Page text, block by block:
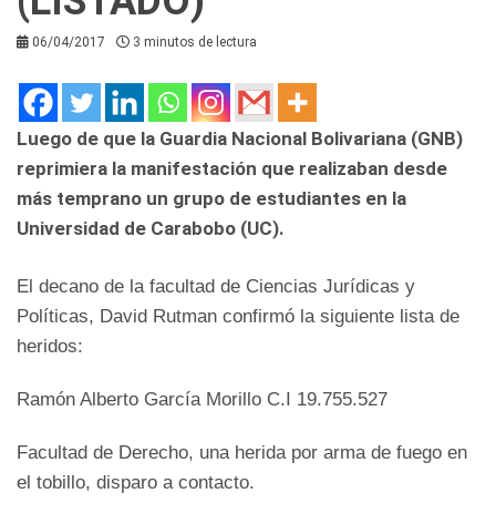
06/04/2017 3 minutos de lectura
Luego de que la Guardia Nacional Bolivariana (GNB)
reprimiera la manifestación que realizaban desde
más temprano un grupo de estudiantes en la
Universidad de Carabobo (UC).
El decano de la facultad de Ciencias Jurídicas y
Políticas, David Rutman confirmó la siguiente lista de
heridos:
Ramón Alberto García Morillo C.I 19.755.527
Facultad de Derecho, una herida por arma de fuego en
el tobillo, disparo a contacto.